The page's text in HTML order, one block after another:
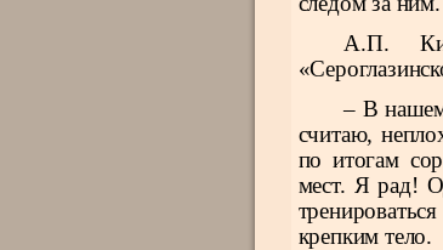
А.П.
– В нашем
считаю,
по итогам
мест. Я рад!
крепким тело.